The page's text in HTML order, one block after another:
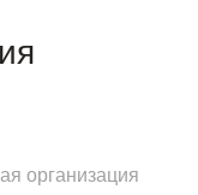
организация